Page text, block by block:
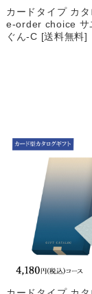
カードタイプ カタ
e-order choice サ
ぐん-C [送料無料]